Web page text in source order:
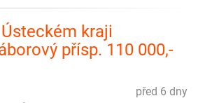
kraji
přísp. 110 000,-
před 6 dny